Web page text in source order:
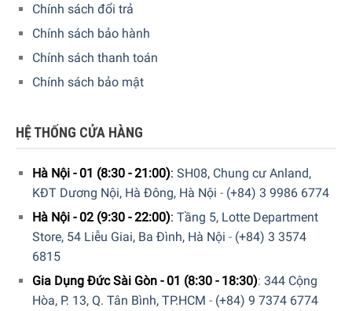
Hiện tại sản phẩm đang được bày bán tại hệ thống
showroom cửa hàng của Gia dụng Đức Sài Gòn trên toàn
quốc. Quý vị hãy gọi điện trực tiếp vào Hotline:
6774hoặc039 222 6774 để nhận được những tư vấn chi
tiết và đặt mua sản phẩm. Hoặc đặt hàng trực tiếp trên
Chính sách đổi trả
Chính sách bảo hành
Chính sách thanh toán
Chính sách bảo mật
HỆ THỐNG CỬA HÀNG
Hà Nội - 01 (8:30 - 21:00): SH08, Chung cư Anland,
KĐT Dương Nội, Hà Đông, Hà Nội - (+84) 3 9986 6774
Hà Nội - 02 (9:30 - 22:00): Tầng 5, Lotte Department
Store, 54 Liễu Giai, Ba Đình, Hà Nội - (+84) 3 3574
6815
Gia Dụng Đức Sài Gòn - 01 (8:30 - 18:30): 344 Cộng
Hòa, P. 13, Q. Tân Bình, TP.HCM - (+84) 9 7374 6774